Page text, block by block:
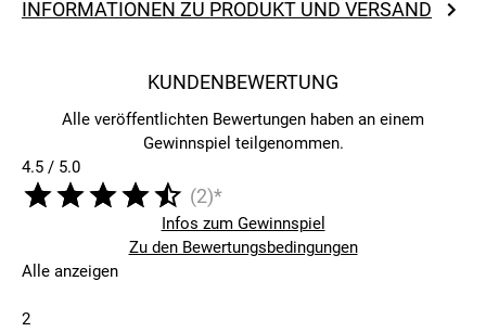
INFORMATIONEN ZU PRODUKT UND VERSAND
KUNDENBEWERTUNG
Alle veröffentlichten Bewertungen haben an einem
Gewinnspiel teilgenommen.
4.5 / 5.0
(2)*
Infos zum Gewinnspiel
Zu den Bewertungsbedingungen
Alle anzeigen
2